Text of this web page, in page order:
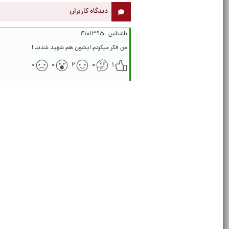
دیدگاه کاربران
ناشناس ۴۱۰۱۳۹۵
من فکر میکردم ایشون هم شهید شدند !
۱
۰ ۲ ۰ ۰